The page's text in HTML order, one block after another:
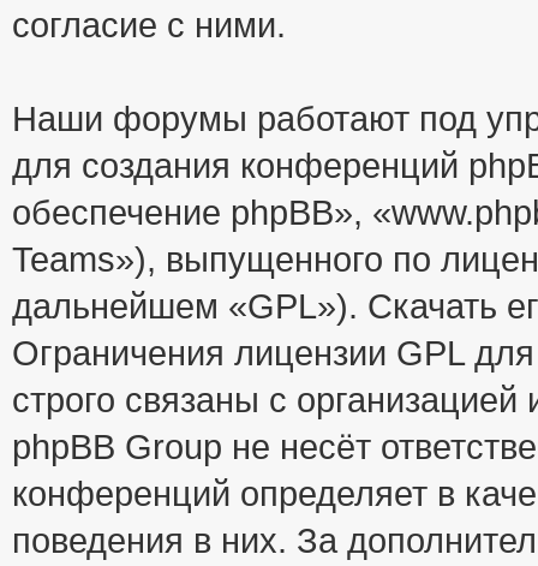
согласие с ними.
Наши форумы работают под
для создания конференций
обеспечение phpBB»,
Teams»), выпущенного по
дальнейшем «GPL»). Скачать
Ограничения лицензии GPL
строго связаны с
phpBB Group не несёт
конференций определяет в
поведения в них. За